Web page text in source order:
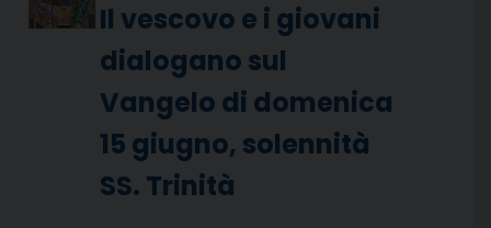
Il vescovo e i giovani
dialogano sul
Vangelo di domenica
15 giugno, solennità
SS. Trinità